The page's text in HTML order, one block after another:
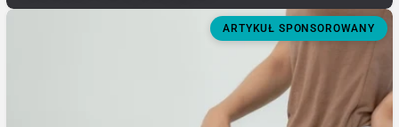
ARTYKUŁ SPONSOROWANY